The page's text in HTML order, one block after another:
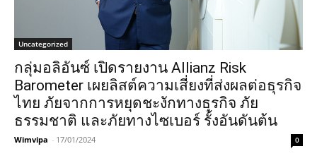
Uncategorized
กลุ่มอลิอันซ์ เปิดรายงาน Allianz Risk
Barometer เผยลิสต์ความเสี่ยงที่ส่งผลต่อธุรกิจ
ไทย ภัยจากการหยุดชะงักทางธุรกิจ ภัย
ธรรมชาติ และภัยทางไซเบอร์ รั้งอันดันต้น
Wimvipa - 17/01/2024 0